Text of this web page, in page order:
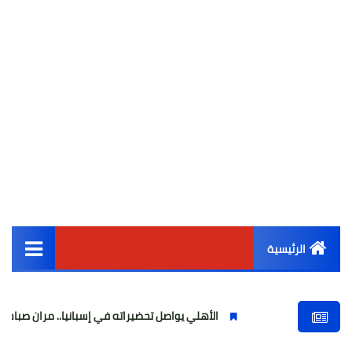
الرئيسية
أخبار مصر
الأهلي يواصل تحضيراته في إسبانيا.. مران صباحي قوي